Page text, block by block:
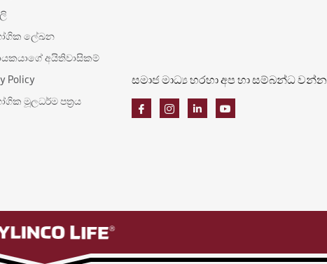
ලේඛන
අයිතිවාසිකම්
Policy
මූලධර්ම පත්‍රය
සමාජ මාධ්‍ය හරහා අප හා සම්බන්ධ වන්න